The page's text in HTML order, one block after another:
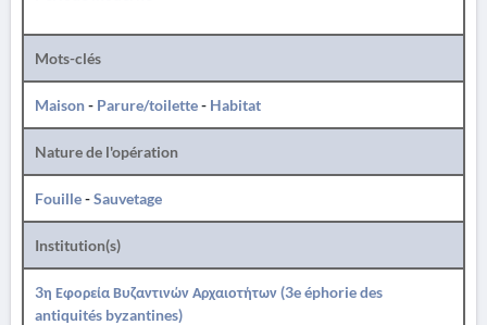
Mots-clés
Maison- Parure/toilette- Habitat
Nature de l'opération
Fouille-Sauvetage
Institution(s)
3η Εφορεία Βυζαντινών Αρχαιοτήτων (3e éphorie des
antiquités byzantines)